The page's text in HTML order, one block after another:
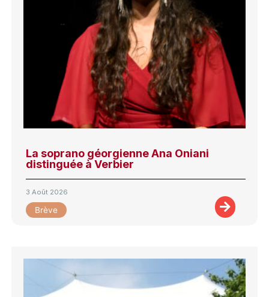
La soprano géorgienne Ana Oniani
distinguée à Verbier
3 Août 2026
Brève